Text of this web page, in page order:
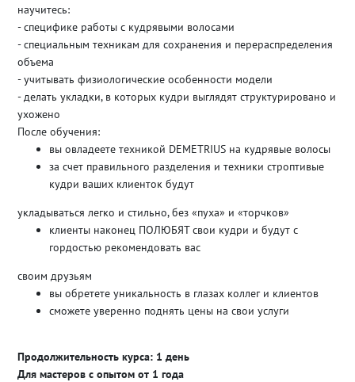
научитесь:
- специфике работы с кудрявыми волосами
- специальным техникам для сохранения и перераспределения
объема
- учитывать физиологические особенности модели
- делать укладки, в которых кудри выглядят структурировано и
ухожено
После обучения:
вы овладеете техникой DEMETRIUS на кудрявые волосы
за счет правильного разделения и техники строптивые
кудри ваших клиенток будут
укладываться легко и стильно, без «пуха» и «торчков»
клиенты наконец ПОЛЮБЯТ свои кудри и будут с
гордостью рекомендовать вас
своим друзьям
вы обретете уникальность в глазах коллег и клиентов
сможете уверенно поднять цены на свои услуги
Продолжительность курса: 1 день
Для мастеров с опытом от 1 года